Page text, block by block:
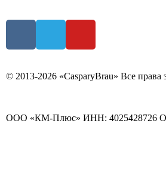
© 2013-2026 «СasparyBrau» Все
ООО «КМ-Плюс» ИНН: 4025428726